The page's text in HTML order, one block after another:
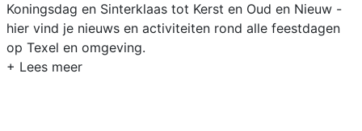
Koningsdag en Sinterklaas tot Kerst en Oud en Nieuw -
hier vind je nieuws en activiteiten rond alle feestdagen
op Texel en omgeving.